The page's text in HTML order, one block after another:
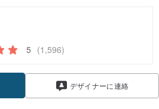
5 (1,596)
デザイナーに連絡